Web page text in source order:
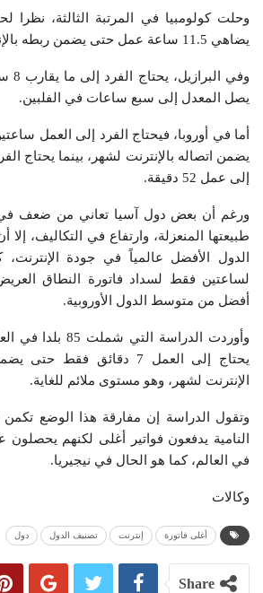
وحلت كولومبيا في المرتبة الثالثة، نظرا
يضاهي 11.5 ساعة عمل حتى يضمن ربطه بالإنترنت لأسابيع قليلة.
يصل المعدل إلى سبع ساعات في الفلبين.
يضمن اتصاله بالإنترنت لشهر، بينما يحتاج
إلى عمل 52 دقيقة.
ورغم أن بعض دول آسيا تعاني من ضعف في
طبيعتها المنعزلة، وارتفاع في التكاليف، إلا
الدول الأفضل عالمياً في جودة الإنترنت،
لساعتين فقط لسداد فاتورة النطاق
أفضل من متوسط الدول الأوروبية.
وأوردت الدراسة التي
يحتاج إلى العمل 7 دقائق
الإنترنت لشهر، وهو مستوى ملائم للغاية.
وتقول الدراسة إن مفارقة هذا الوضع
النامية يدفعون فواتير أغلى لكنهم
في العالم، كما هو الحال في نيجيريا.
وكالات
أغلى فاتورة إنترنت تصنيف الدول دول
Share